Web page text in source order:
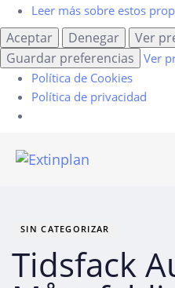
Leer más sobre estos
Aceptar Denegar
Ver
Guardar preferencias
Ver
Política de Cookies
Política de privacidad
SIN CATEGORIZAR
Tidsfack